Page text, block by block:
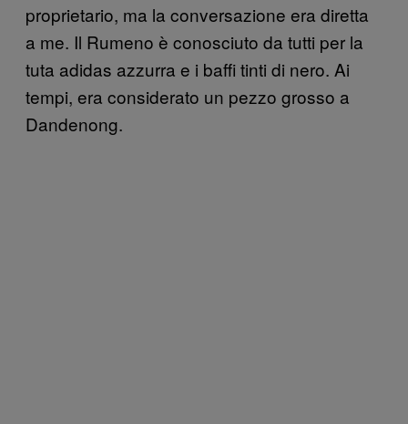
proprietario, ma la conversazione era diretta
a me. Il Rumeno è conosciuto da tutti per la
tuta adidas azzurra e i baffi tinti di nero. Ai
tempi, era considerato un pezzo grosso a
Dandenong.